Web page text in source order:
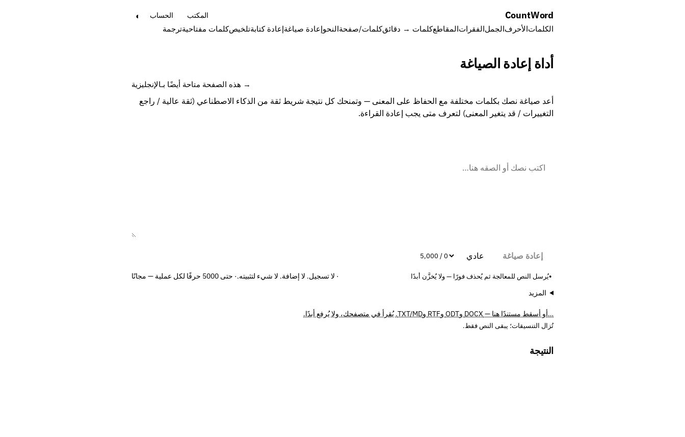
Word
Count المكتب الحساب ◐
الكلماتالأحرفالجملالفقراتالمقاطعكلمات → دقائقكلمات/صفحةالنحوإعادة صياغةإعادة كتابةتلخيصكلمات مفتاحيةترجمة
أداة إعادة الصياغة
هذه الصفحة متاحة أيضًا بـالإنجليزية →
أعد صياغة نصك بكلمات مختلفة مع الحفاظ على المعنى — وتمنحك كل نتيجة شريط ثقة من الذكاء الاصطناعي (ثقة عالية / راجع
التغييرات / قد يتغير المعنى) لتعرف متى يجب إعادة القراءة.
إعادة صياغة 0 / 5,000
يُرسل النص للمعالجة ثم يُحذف فورًا — ولا يُخزَّن أبدًا · لا تسجيل. لا إضافة. لا شيء لتثبيته.· حتى 5000 حرفًا لكل عملية — مجانًا
المزيد
…أو أسقط مستندًا هنا — DOCX وODT وRTF وTXT/MD. يُقرأ في متصفحك، ولا يُرفع أبدًا.
تُزال التنسيقات؛ يبقى النص فقط.
النتيجة